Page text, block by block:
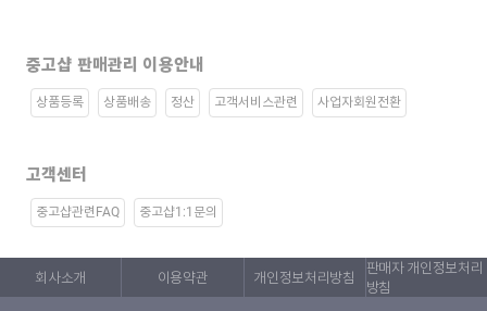
중고샵 판매관리 이용안내
상품등록 상품배송 정산 고객서비스관련 사업자회원전환
고객센터
중고샵관련FAQ 중고샵1:1문의
회사소개 이용약관 개인정보처리방침
판매자 개인정보처리
방침